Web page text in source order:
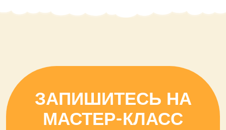
ЗАПИШИТЕСЬ НА
МАСТЕР-КЛАСС